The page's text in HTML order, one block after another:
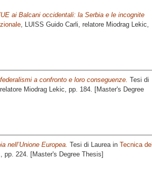
ai Balcani occidentali: la Serbia e le incognite
, LUISS Guido Carli, relatore Miodrag Lekic
a confronto e loro conseguenze. Tesi di
Miodrag Lekic , pp. 184. [Master's Degree
nell’Unione Europea. Tesi di Laurea in Tecnica del
, pp. 224. [Master's Degree Thesis]